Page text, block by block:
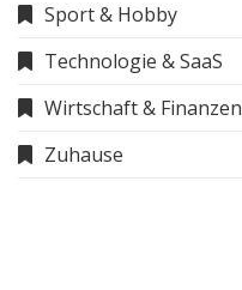
Sport & Hobby
Technologie & SaaS
Wirtschaft & Finanzen
Zuhause